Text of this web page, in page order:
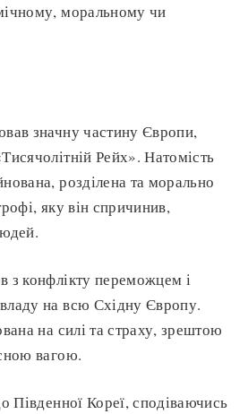
моральному чи
значну частину Європи,
Рейх». Натомість
розділена та морально
яку він спричинив,
з конфлікту переможцем і
на всю Східну Європу.
на силі та страху, зрештою
вагою.
Південної Кореї, сподіваючись